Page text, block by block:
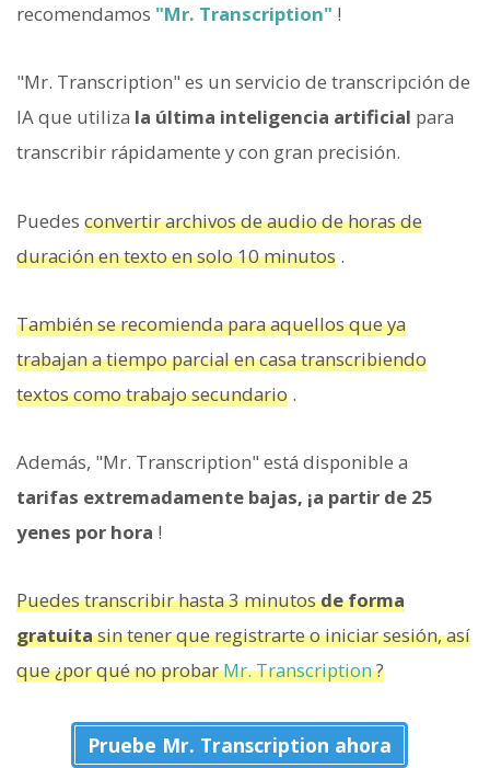
recomendamos "Mr. Transcription" !
"Mr. Transcription" es un servicio de transcripción de
IA que utiliza la última inteligencia artificial para
transcribir rápidamente y con gran precisión.
Puedes convertir archivos de audio de horas de
duración en texto en solo 10 minutos .
También se recomienda para aquellos que ya
trabajan a tiempo parcial en casa transcribiendo
textos como trabajo secundario .
Además, "Mr. Transcription" está disponible a
tarifas extremadamente bajas, ¡a partir de 25
yenes por hora !
Puedes transcribir hasta 3 minutosde forma
gratuitasin tener que registrarte o iniciar sesión, así
que ¿por qué no probarMr. Transcription?
Pruebe Mr. Transcription ahora